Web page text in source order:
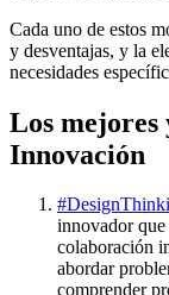
Cada uno de estos
y desventajas, y la
necesidades
Los mejores
Innovación
innovador que
colaboración
abordar
comprender